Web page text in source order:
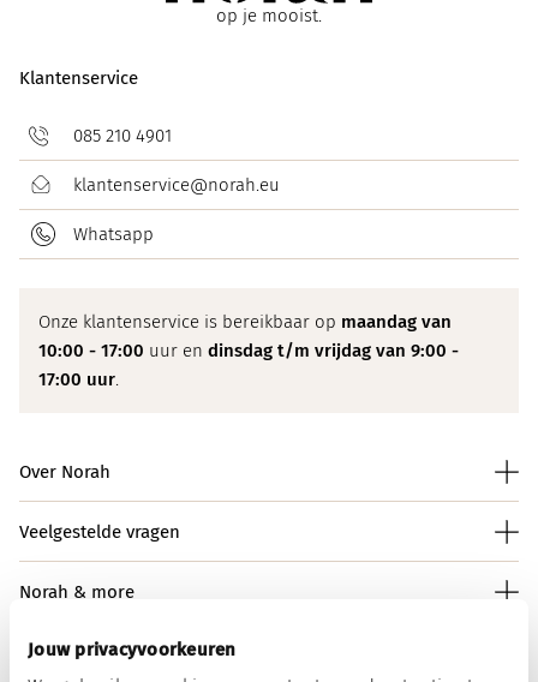
Jouw privacyvoorkeuren
op je mooist.
Klantenservice
085 210 4901
klantenservice@norah.eu
Whatsapp
Onze klantenservice is bereikbaar op maandag van
10:00 - 17:00 uur en dinsdag t/m vrijdag van 9:00 -
17:00 uur.
Over Norah
Veelgestelde vragen
Norah & more